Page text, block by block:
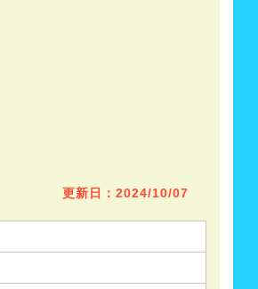
更新日：2024/10/07